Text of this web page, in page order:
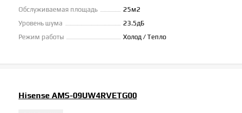
Обслуживаемая площадь
25м2
Уровень шума
23.5дБ
Режим работы
Холод / Тепло
Hisense AMS-09UW4RVETG00